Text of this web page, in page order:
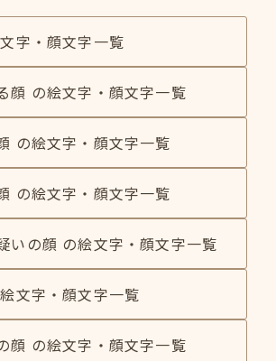
字・顔文字一覧
顔 の絵文字・顔文字一覧
の絵文字・顔文字一覧
の絵文字・顔文字一覧
いの顔 の絵文字・顔文字一覧
文字・顔文字一覧
顔 の絵文字・顔文字一覧